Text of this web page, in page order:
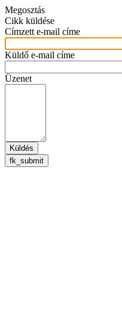
Megosztás
Cikk küldése
Címzett e-mail címe
Küldő e-mail címe
Üzenet